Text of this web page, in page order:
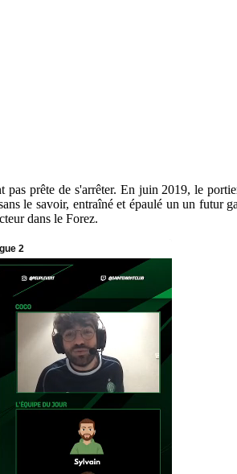
prête de s'arrêter. En juin 2019, le
le savoir, entraîné et épaulé un un futur
dans le Forez.